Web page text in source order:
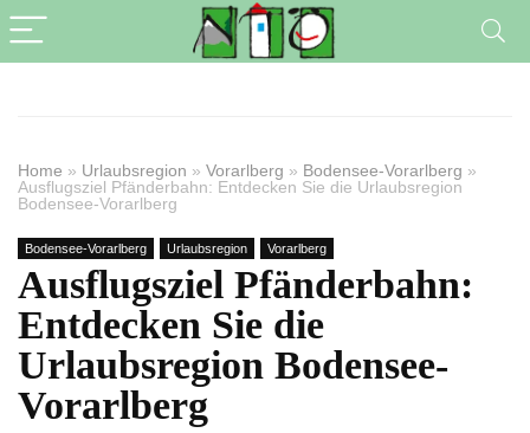
Home » Urlaubsregion » Vorarlberg » Bodensee-Vorarlberg »
Ausflugsziel Pfänderbahn: Entdecken Sie die Urlaubsregion
Bodensee-Vorarlberg
Bodensee-Vorarlberg Urlaubsregion Vorarlberg
Ausflugsziel Pfänderbahn:
Entdecken Sie die
Urlaubsregion Bodensee-
Vorarlberg